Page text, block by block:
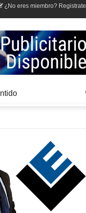
¿No eres miembro? Registrate